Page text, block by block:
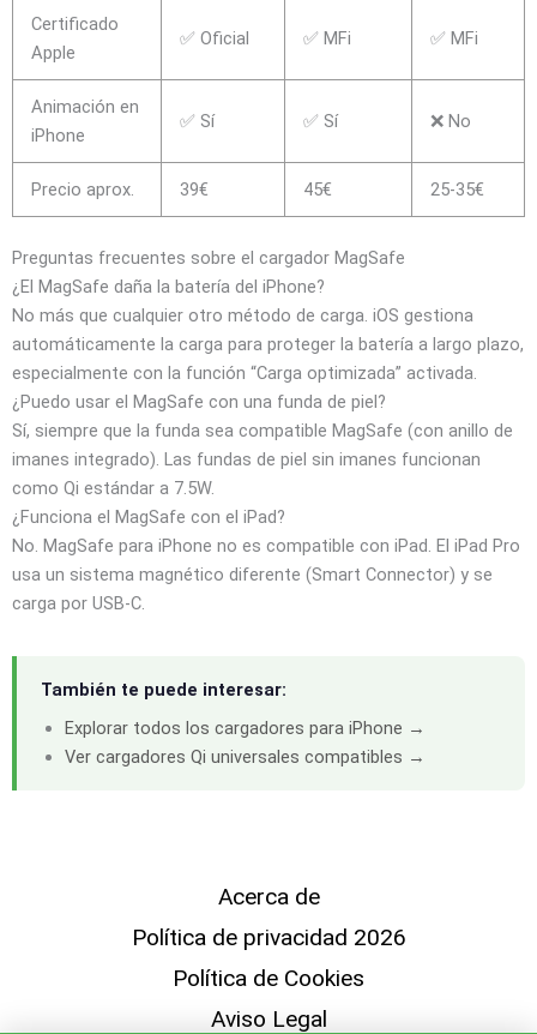
Certificado
Apple
✅ Oficial ✅ MFi ✅ MFi
Animación en
iPhone
✅ Sí ✅ Sí ❌ No
Precio aprox. 39€ 45€ 25-35€
Preguntas frecuentes sobre el cargador MagSafe
¿El MagSafe daña la batería del iPhone?
No más que cualquier otro método de carga. iOS gestiona
automáticamente la carga para proteger la batería a largo plazo,
especialmente con la función “Carga optimizada” activada.
¿Puedo usar el MagSafe con una funda de piel?
Sí, siempre que la funda sea compatible MagSafe (con anillo de
imanes integrado). Las fundas de piel sin imanes funcionan
como Qi estándar a 7.5W.
¿Funciona el MagSafe con el iPad?
No. MagSafe para iPhone no es compatible con iPad. El iPad Pro
usa un sistema magnético diferente (Smart Connector) y se
carga por USB-C.
También te puede interesar:
Explorar todos los cargadores para iPhone →
Ver cargadores Qi universales compatibles →
Acerca de
Política de privacidad 2026
Política de Cookies
Aviso Legal